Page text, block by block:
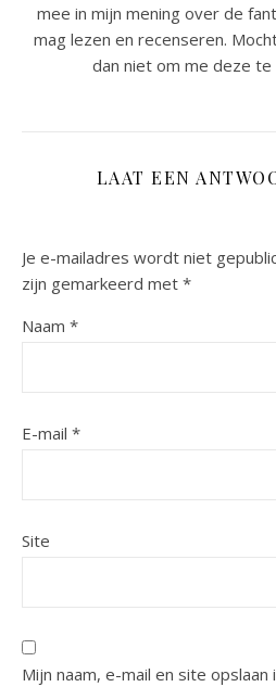
mee in mijn mening over de
mag lezen en recenseren.
dan niet om me deze te
LAAT EEN
Je e-mailadres wordt niet
zijn gemarkeerd met *
Naam *
E-mail *
Site
Mijn naam, e-mail en site